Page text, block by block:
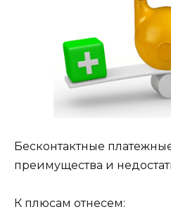
Бесконтактные
преимущества и
К плюсам отнесем: